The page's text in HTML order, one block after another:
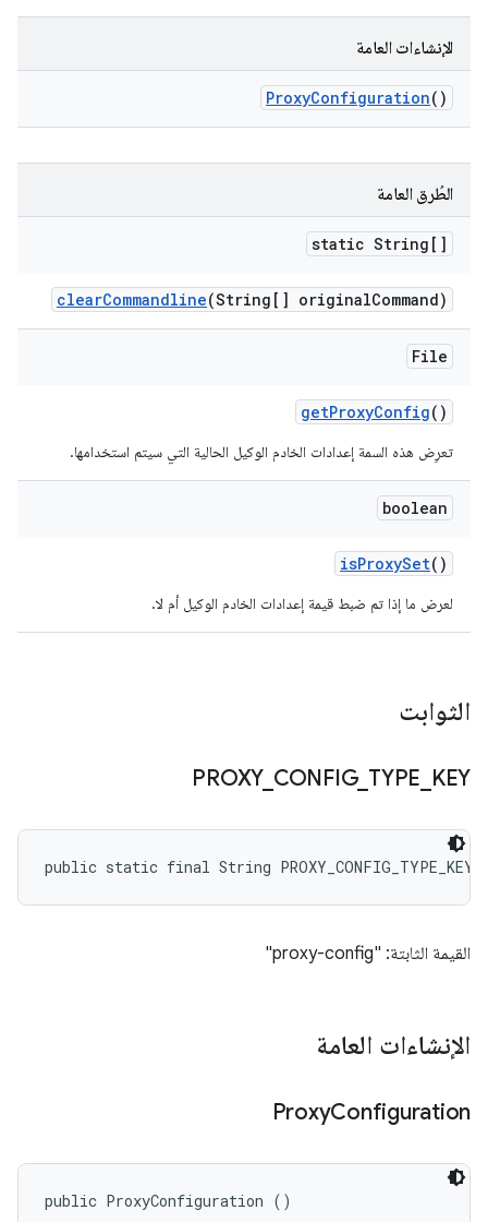
الإنشاءات العامة
ProxyConfiguration()
الطُرق العامة
static String[]
clearCommandline(String[] originalCommand)
File
getProxyConfig()
تعرِض هذه السمة إعدادات الخادم الوكيل الحالية التي سيتم استخدامها.
boolean
isProxySet()
لعرض ما إذا تم ضبط قيمة إعدادات الخادم الوكيل أم لا.
الثوابت
PROXY_ CONFIG_ TYPE KEY
public static final String PROXY_CONFIG_TYPE_KEY
القيمة الثابتة: "proxy-config"
الإنشاءات العامة
ProxyConfiguration
public ProxyConfiguration ()